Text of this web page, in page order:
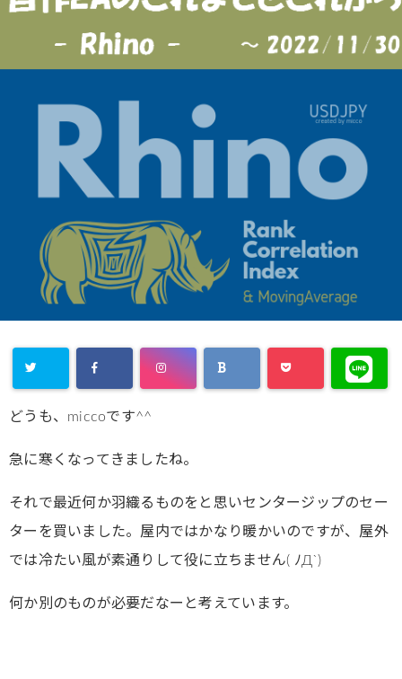
どうも、miccoです^^
急に寒くなってきましたね。
それで最近何か羽織るものをと思いセンタージップのセー
ターを買いました。屋内ではかなり暖かいのですが、屋外
では冷たい風が素通りして役に立ちません( ﾉД`)
何か別のものが必要だなーと考えています。